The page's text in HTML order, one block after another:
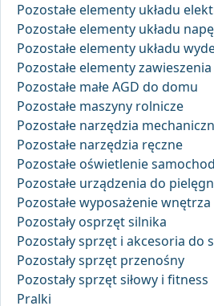
Pozostałe elementy układu
Pozostałe elementy układu
Pozostałe elementy układu
Pozostałe elementy zawieszenia
Pozostałe małe AGD do domu
Pozostałe maszyny rolnicze
Pozostałe narzędzia
Pozostałe narzędzia ręczne
Pozostałe oświetlenie
Pozostałe urządzenia do
Pozostałe wyposażenie
Pozostały osprzęt silnika
Pozostały sprzęt i akcesoria do
Pozostały sprzęt przenośny
Pozostały sprzęt siłowy i fitness
Pralki